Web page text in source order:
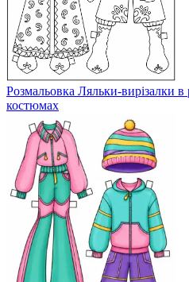
Розмальовка Ляльки-вирізалки
костюмах